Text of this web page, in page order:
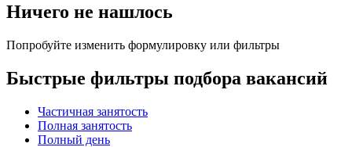
Ничего не нашлось
Попробуйте изменить формулировку или фильтры
Быстрые фильтры подбора вакансий
Частичная занятость
Полная занятость
Полный день